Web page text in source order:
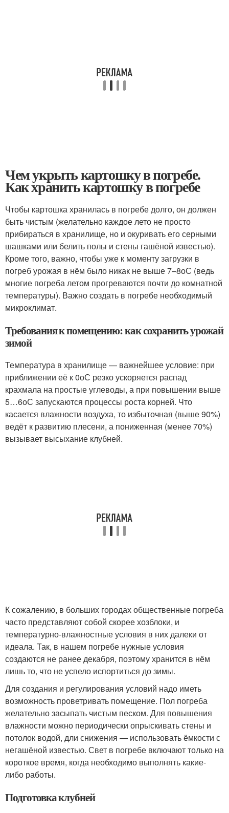
Чем укрыть картошку в погребе.
Как хранить картошку в погребе
Чтобы картошка хранилась в погребе долго, он должен
быть чистым (желательно каждое лето не просто
прибираться в хранилище, но и окуривать его серными
шашками или белить полы и стены гашёной известью).
Кроме того, важно, чтобы уже к моменту загрузки в
погреб урожая в нём было никак не выше 7–8оС (ведь
многие погреба летом прогреваются почти до комнатной
температуры). Важно создать в погребе необходимый
микроклимат.
Требования к помещению: как сохранить урожай
зимой
Температура в хранилище — важнейшее условие: при
приближении её к 0оС резко ускоряется распад
крахмала на простые углеводы, а при повышении выше
5…6оС запускаются процессы роста корней. Что
касается влажности воздуха, то избыточная (выше 90%)
ведёт к развитию плесени, а пониженная (менее 70%)
вызывает высыхание клубней.
К сожалению, в больших городах общественные погреба
часто представляют собой скорее хозблоки, и
температурно-влажностные условия в них далеки от
идеала. Так, в нашем погребе нужные условия
создаются не ранее декабря, поэтому хранится в нём
лишь то, что не успело испортиться до зимы.
Для создания и регулирования условий надо иметь
возможность проветривать помещение. Пол погреба
желательно засыпать чистым песком. Для повышения
влажности можно периодически опрыскивать стены и
потолок водой, дли снижения — использовать ёмкости с
негашёной известью. Свет в погребе включают только на
короткое время, когда необходимо выполнять какие-
либо работы.
Подготовка клубней